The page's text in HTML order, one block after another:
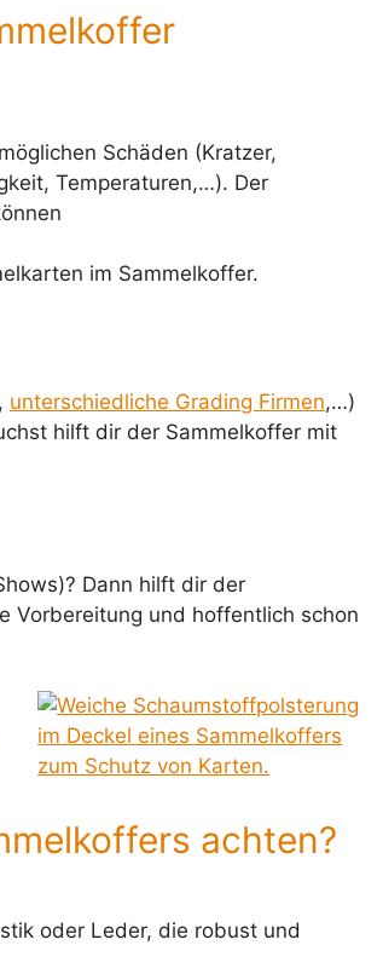
Schäden (Kratzer,
Temperaturen,…). Der
unterschiedliche Grading Firmen,…)
hilft dir der Sammelkoffer mit
Dann hilft dir der
Vorbereitung und hoffentlich schon
achten?
oder Leder, die robust und